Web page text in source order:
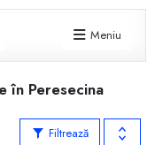
Meniu
în Peresecina
Filtrează